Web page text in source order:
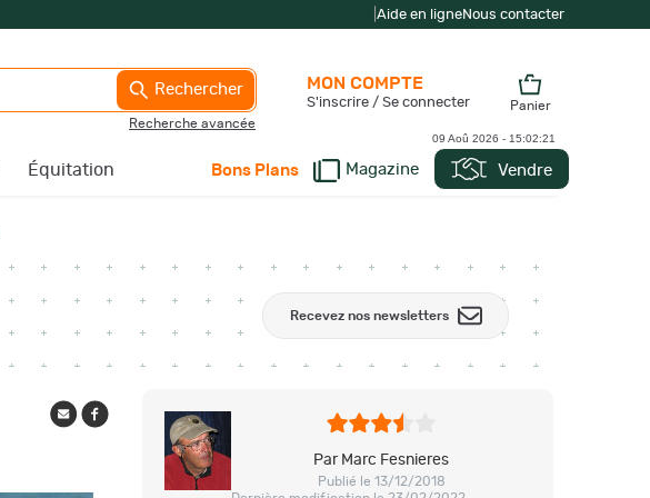
Aide en ligneNous contacter
Rechercher
Recherche avancée
Équitation Bons Plans Magazine Vendre
MON COMPTE
S'inscrire / Se connecter Panier
09 Aoû 2026 - 15:02:22
Recevez nos newsletters
Par Marc Fesnieres
Publié le 13/12/2018